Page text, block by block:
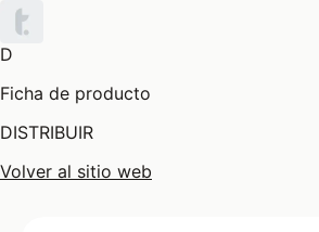
D
Ficha de producto
DISTRIBUIR
Volver al sitio web